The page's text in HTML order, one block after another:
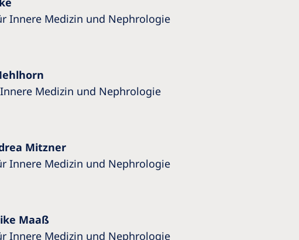
Innere Medizin und Nephrologie
Medizin und Nephrologie
Mitzner
Innere Medizin und Nephrologie
Maaß
Innere Medizin und Nephrologie